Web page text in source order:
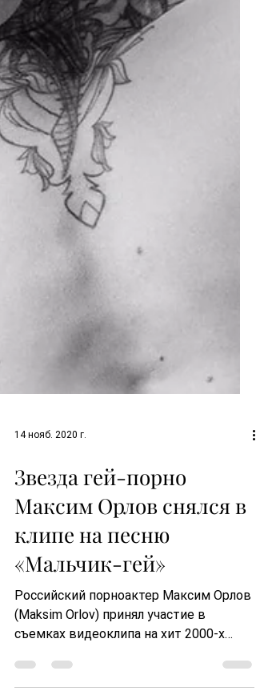
Звезда гей-порно
Максим Орлов снялся в
клипе на песню
«Мальчик-гей»
Российский порноактер Максим Орлов
(Maksim Orlov) принял участие в
съемках видеоклипа на хит 2000-х